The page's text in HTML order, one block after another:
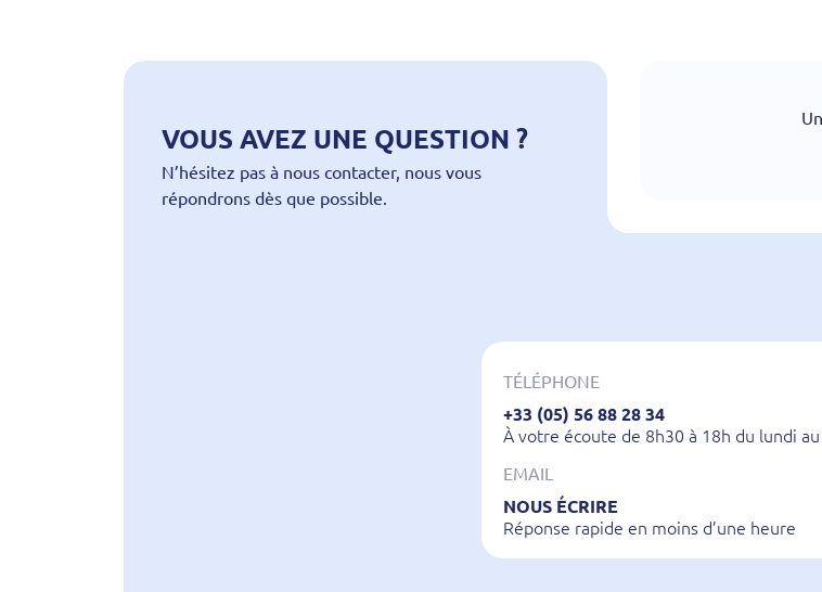
VOUS AVEZ UNE QUESTION ?
N’hésitez pas à nous contacter, nous vous
répondrons dès que possible.
TÉLÉPHONE
+33 (05) 56 88 28 34
À votre écoute de 8h30 à 18h du lundi au
EMAIL
NOUS ÉCRIRE
Réponse rapide en moins d’une heure